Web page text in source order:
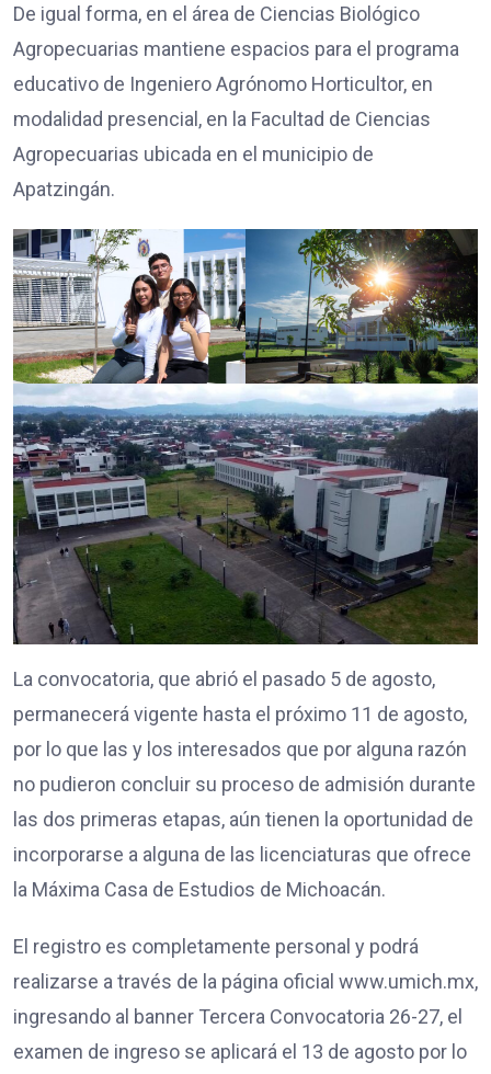
De igual forma, en el área de Ciencias Biológico
Agropecuarias mantiene espacios para el programa
educativo de Ingeniero Agrónomo Horticultor, en
modalidad presencial, en la Facultad de Ciencias
Agropecuarias ubicada en el municipio de
Apatzingán.
La convocatoria, que abrió el pasado 5 de agosto,
permanecerá vigente hasta el próximo 11 de agosto,
por lo que las y los interesados que por alguna razón
no pudieron concluir su proceso de admisión durante
las dos primeras etapas, aún tienen la oportunidad de
incorporarse a alguna de las licenciaturas que ofrece
la Máxima Casa de Estudios de Michoacán.
El registro es completamente personal y podrá
realizarse a través de la página oficial www.umich.mx,
ingresando al banner Tercera Convocatoria 26-27, el
examen de ingreso se aplicará el 13 de agosto por lo